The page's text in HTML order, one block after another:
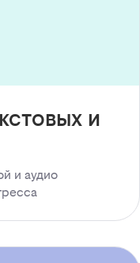
и
и аудио